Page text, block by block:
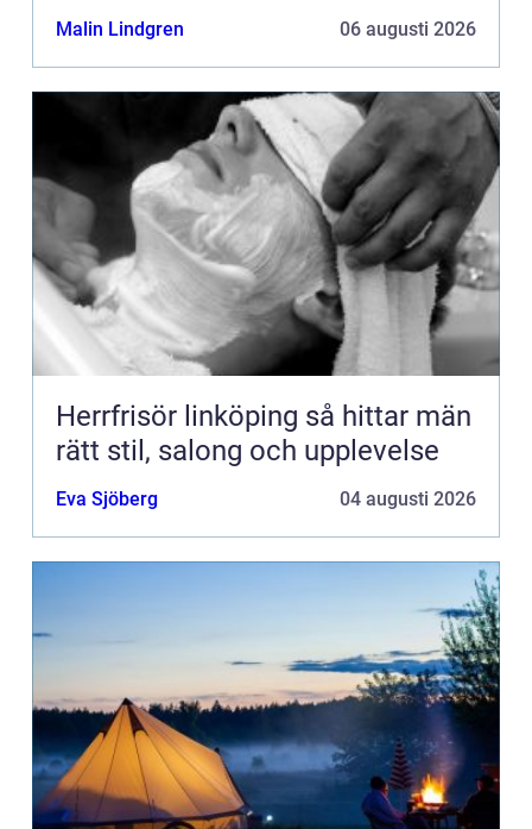
Malin Lindgren 06 augusti 2026
Herrfrisör linköping så hittar män
rätt stil, salong och upplevelse
Eva Sjöberg 04 augusti 2026